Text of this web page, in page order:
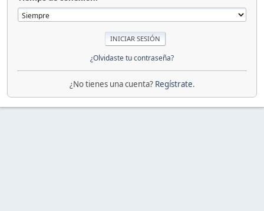
¿Olvidaste tu contraseña?
¿No tienes una cuenta? Regístrate.